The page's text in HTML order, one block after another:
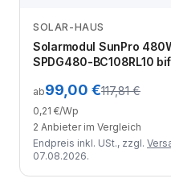
SOLAR-HAUS
Solarmodul SunPro
SPDG480-BC108RL10
ab99,00 €117,81 €
0,21 €/Wp
2 Anbieter im Vergleich
Endpreis inkl. USt., zzgl.
07.08.2026.